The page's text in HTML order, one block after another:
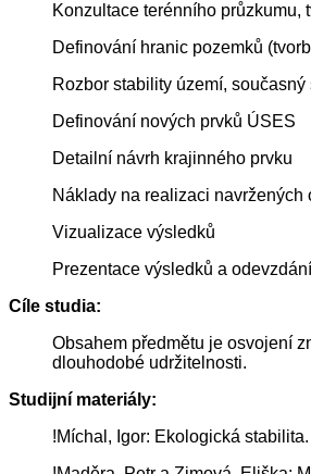
Konzultace terénního průzkumu,
Definování hranic pozemků
Rozbor stability území,
Definování nových prvků ÚSES
Detailní návrh krajinného prvku
Náklady na realizaci
Vizualizace výsledků
Prezentace výsledků a odevzdání
Cíle studia:
Obsahem předmětu je osvojení
dlouhodobé udržitelnosti.
Studijní materiály:
!Míchal, Igor: Ekologická